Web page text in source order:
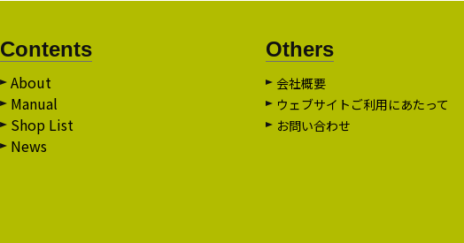
Contents
About
Manual
Shop List
News
Others
会社概要
ウェブサイトご利用にあたって
お問い合わせ